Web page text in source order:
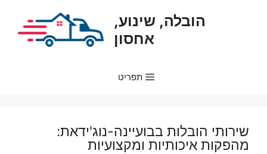
הובלה, שינוע,
אחסון
תפריט
שירותי הובלות בבועיינה-נוג'ידאת:
מהפקות איכותיות ומקצועיות